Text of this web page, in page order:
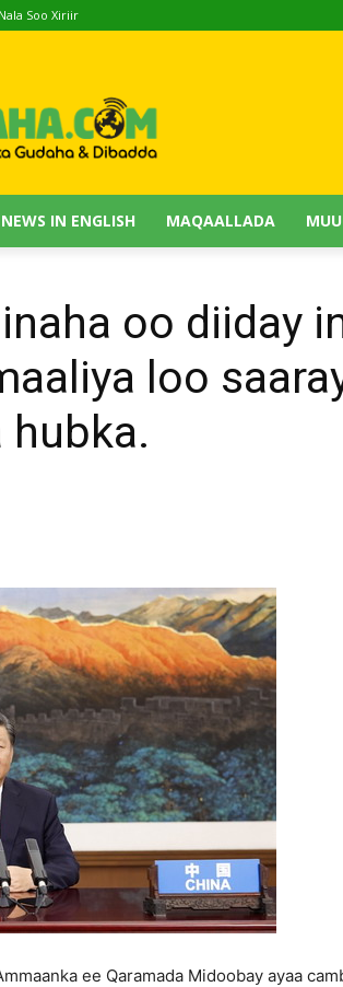
Nala Soo Xiriir
NEWS IN ENGLISH MAQAALLADA
oo diiday
loo
ee Qaramada Midoobay ayaa